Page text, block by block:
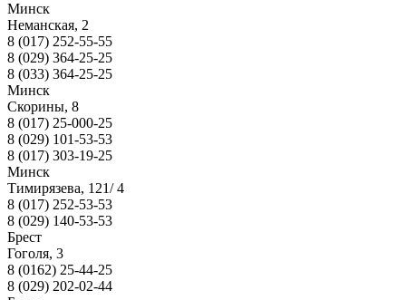
Минск
Неманская, 2
8 (017) 252-55-55
8 (029) 364-25-25
8 (033) 364-25-25
Минск
Скорины, 8
8 (017) 25-000-25
8 (029) 101-53-53
8 (017) 303-19-25
Минск
Тимирязева, 121/ 4
8 (017) 252-53-53
8 (029) 140-53-53
Брест
Гоголя, 3
8 (0162) 25-44-25
8 (029) 202-02-44